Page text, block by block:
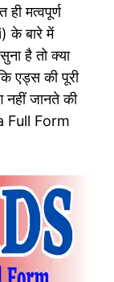
मत्वपूर्ण
के बारे में
है तो क्या
एड्स की पूरी
नहीं जानते की
Full Form